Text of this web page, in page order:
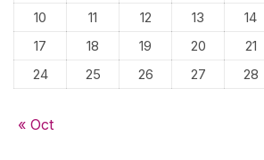
10
11 12 13 14
17
18 19 20 21
24
25 26 27 28
« Oct